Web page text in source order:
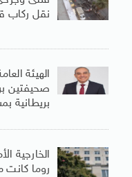
نقل
الهيئة
صحيفتين
بريطانية
الخارجية
روما كانت